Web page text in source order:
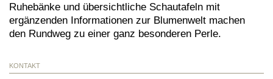
Ruhebänke und übersichtliche Schautafeln mit
ergänzenden Informationen zur Blumenwelt machen
den Rundweg zu einer ganz besonderen Perle.
KONTAKT